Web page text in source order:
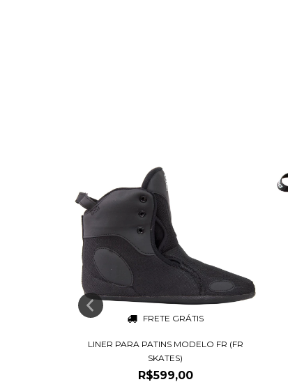
FRETE GRÁTIS
LINER PARA PATINS MODELO FR (FR
SKATES)
R$599,00